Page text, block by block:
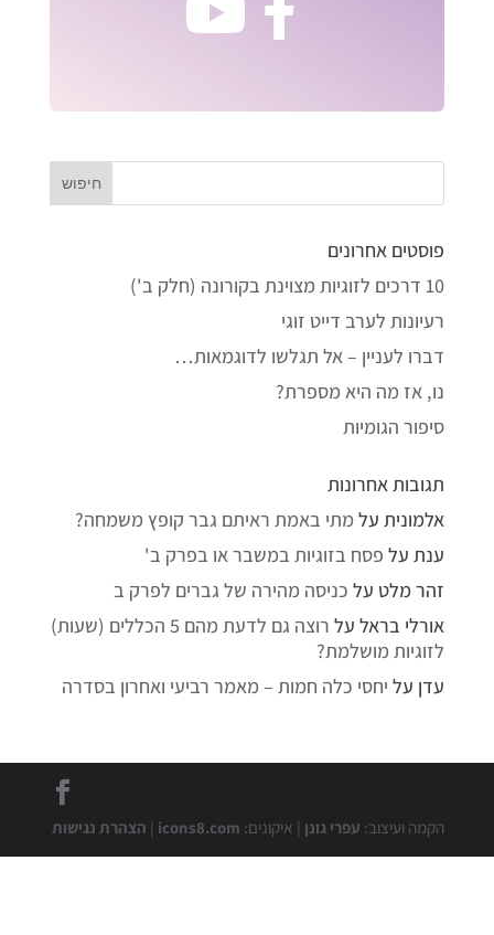
פוסטים אחרונים
10 דרכים לזוגיות מצוינת בקורונה (חלק ב')
רעיונות לערב דייט זוגי
דברו לעניין – אל תגלשו לדוגמאות…
נו, אז מה היא מספרת?
סיפור הגומיות
תגובות אחרונות
אלמוניתעל מתי באמת ראיתם גבר קופץ משמחה?
ענתעל פסח בזוגיות במשבר או בפרק ב'
זהר מלט על כניסה מהירה של גברים לפרק ב
אורלי בראלעל
רוצה גם לדעת מהם 5 הכללים (שעות)
לזוגיות מושלמת?
עדן על יחסי כלה חמות – מאמר רביעי ואחרון בסדרה
הקמה ועיצוב: עפרי גונן | איקונים: icons8.com
| הצהרת נגישות